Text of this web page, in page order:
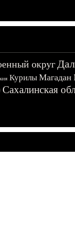
округ
Курилы Магадан
Сахалинская